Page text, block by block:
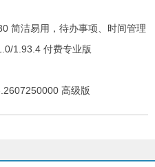
简洁易用，待办事项、时间管理
1.93.4 付费专业版
高级版